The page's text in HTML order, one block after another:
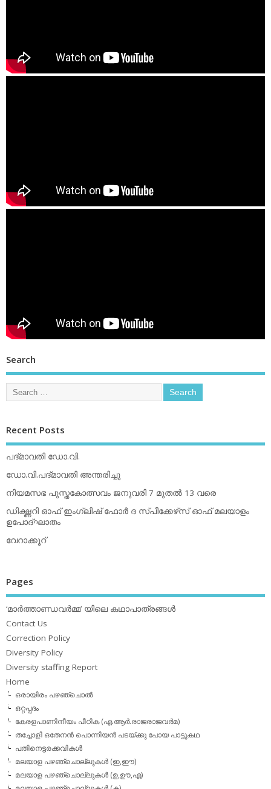
Search
Recent Posts
പദ്മാവതി ഡോ.വി.
ഡോ.വി.പദ്മാവതി അന്തരിച്ചു
നിയമസഭ പുസ്തകോത്സവം ജനുവരി 7 മുതല്‍ 13 വരെ
ഡിക്ഷ്ണറി ഓഫ് ഇംഗ്ലിഷ് ഫോര്‍ ദ സ്പീക്കേഴ്‌സ് ഓഫ് മലയാളം
ഉപോദ്ഘാതം
വേറാക്കൂറ്
Pages
‘മാര്‍ത്താണ്ഡവര്‍മ്മ’ യിലെ കഥാപാത്രങ്ങള്‍
Contact Us
Correction Policy
Diversity Policy
Diversity staffing Report
Home
ഒരായിരം പഴഞ്ചൊല്‍
ഒറ്റപ്പദം
കേരളപാണിനീയം പീഠിക (എ.ആര്‍.രാജരാജവര്‍മ)
തച്ചോളി ഒതേനൻ പൊന്നിയൻ പടയ്‌ക്കു പോയ പാട്ടുകഥ
പതിനെട്ടരക്കവികള്‍
മലയാള പഴഞ്ചൊല്ലുകള്‍ (ഇ,ഈ)
മലയാള പഴഞ്ചൊല്ലുകള്‍ (ഉ,ഊ,എ)